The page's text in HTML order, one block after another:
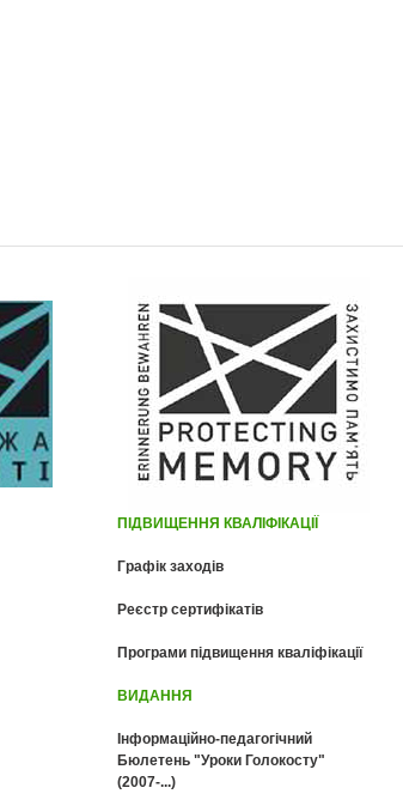
ПІДВИЩЕННЯ КВАЛІФІКАЦІЇ
Графік заходів
Реєстр сертифікатів
Програми підвищення кваліфікації
ВИДАННЯ
Інформаційно-педагогічний
Бюлетень "Уроки Голокосту"
(2007-...)